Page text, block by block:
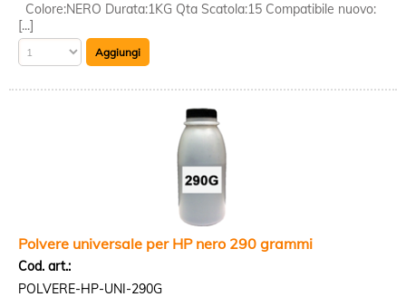
Colore:NERO Durata:1KG Qta Scatola:15 Compatibile nuovo:
[...]
Polvere universale per HP nero 290 grammi
Cod. art.:
POLVERE-HP-UNI-290G